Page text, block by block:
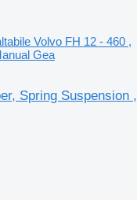
Volvo FH 12 - 460 ,
Gea
Spring Suspension ,